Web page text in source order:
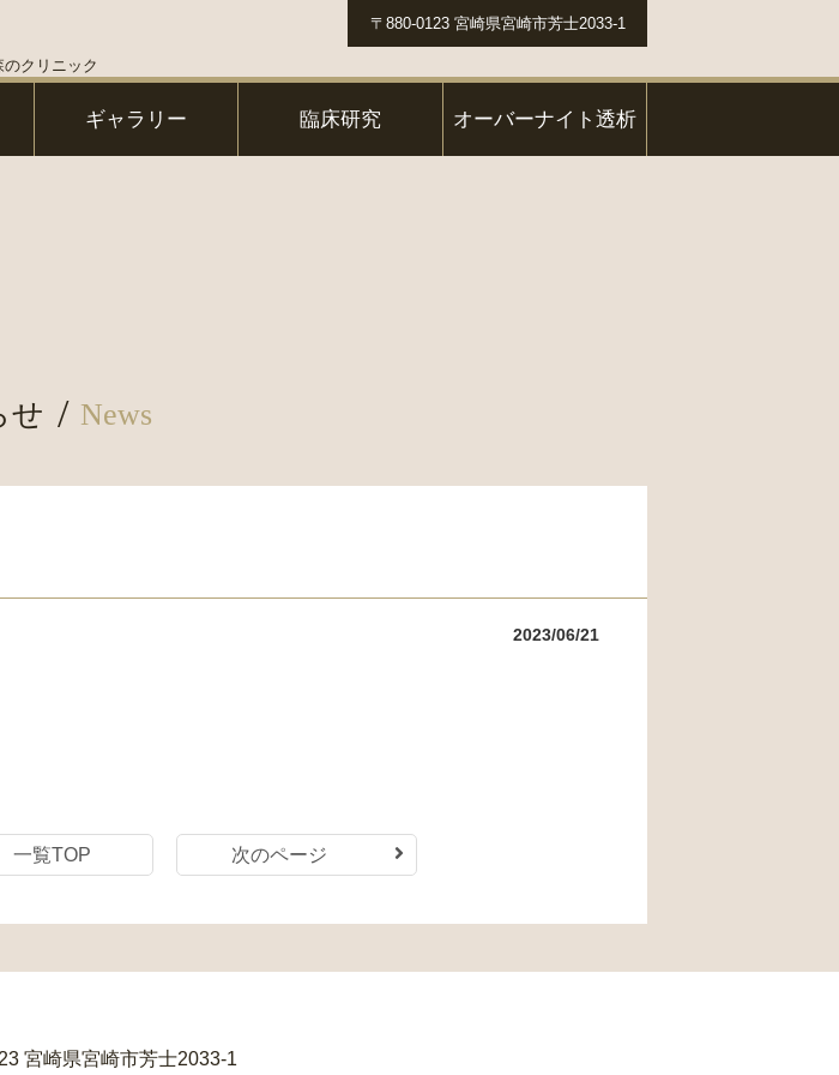
〒880-0123 宮崎県宮崎市芳士2033-1
ギャラリー 臨床研究 オーバーナイト透析
せ News
2023/06/21
一覧TOP 次のページ
宮崎県宮崎市芳士2033-1